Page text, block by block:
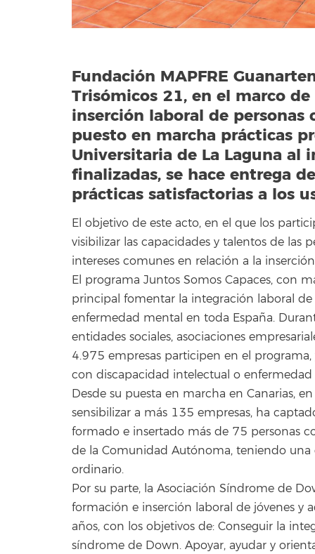
Fundación MAPFRE
Trisómicos 21, en el marco
inserción laboral de
puesto en marcha prácticas
Universitaria de La Laguna al
finalizadas, se hace entrega
prácticas satisfactorias a los
El objetivo de este acto, en el que los
visibilizar las capacidades y talentos de
intereses comunes en relación a la
El programa Juntos Somos Capaces, con
principal fomentar la integración laboral
enfermedad mental en toda España.
entidades sociales, asociaciones
4.975 empresas participen en el
con discapacidad intelectual o
Desde su puesta en marcha en Canarias,
sensibilizar a más 135 empresas, ha
formado e insertado más de 75 personas
de la Comunidad Autónoma, teniendo
ordinario.
Por su parte, la Asociación Síndrome de
formación e inserción laboral de jóvenes y
años, con los objetivos de: Conseguir la
síndrome de Down. Apoyar, ayudar y